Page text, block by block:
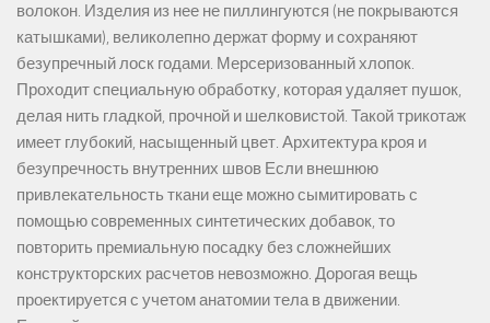
волокон. Изделия из нее не пиллингуются (не покрываются
катышками), великолепно держат форму и сохраняют
безупречный лоск годами. Мерсеризованный хлопок.
Проходит специальную обработку, которая удаляет пушок,
делая нить гладкой, прочной и шелковистой. Такой трикотаж
имеет глубокий, насыщенный цвет. Архитектура кроя и
безупречность внутренних швов Если внешнюю
привлекательность ткани еще можно сымитировать с
помощью современных синтетических добавок, то
повторить премиальную посадку без сложнейших
конструкторских расчетов невозможно. Дорогая вещь
проектируется с учетом анатомии тела в движении.